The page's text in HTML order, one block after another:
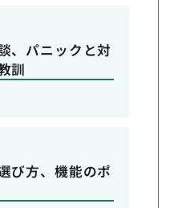
、パニックと対
訓
び方、機能のポ